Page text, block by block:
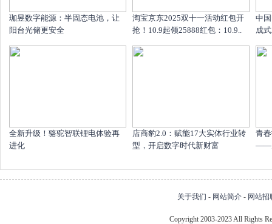
珈昱数字能源：半固态电池，让
阳台光储更安全
淘宝京东2025双十一活动红包开
抢！10.9起领25888红包：10.9..
中
成
全新升级！骆驼智联锂电体验再
进化
店商豹2.0：赋能17大实体行业转
型，开启数字时代新财富
青
——
关于我们 - 网站简介 - 网站招
Copyright 2003-2023 All Rights